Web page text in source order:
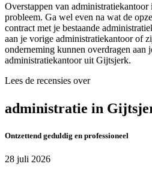
Overstappen van administratiekantoor
probleem. Ga wel even na wat de
contract met je bestaande
aan je vorige administratiekantoor of
onderneming kunnen overdragen aan
administratiekantoor uit Gijtsjerk.
Lees de recensies over
administratie in
Ontzettend geduldig en professioneel
28 juli 2026